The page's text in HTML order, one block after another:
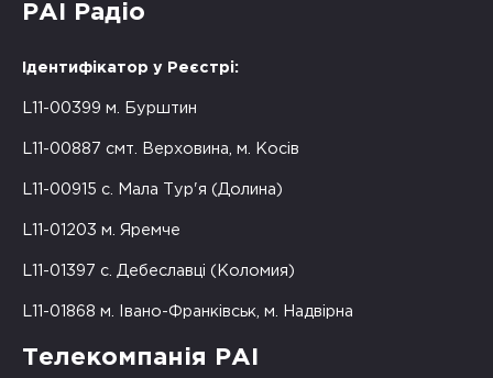
РАІ Радіо
Ідентифікатор у Реєстрі:
L11-00399 м. Бурштин
L11-00887 смт. Верховина, м. Косів
L11-00915 с. Мала Тур'я (Долина)
L11-01203 м. Яремче
L11-01397 с. Дебеславці (Коломия)
L11-01868 м. Івано-Франківськ, м. Надвірна
Телекомпанія РАІ